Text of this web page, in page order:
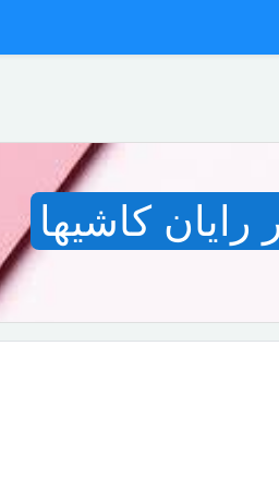
کاشیها